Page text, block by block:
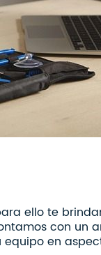
ello te
con un
en